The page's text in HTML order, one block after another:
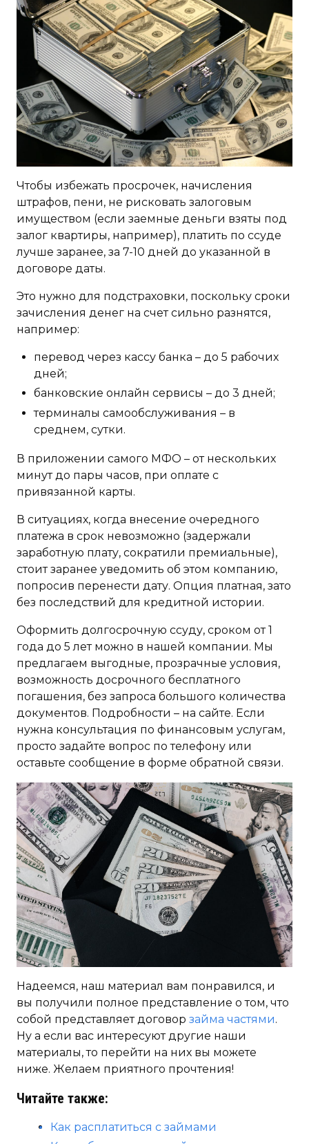
Чтобы избежать просрочек, начисления
штрафов, пени, не рисковать залоговым
имуществом (если заемные деньги взяты под
залог квартиры, например), платить по ссуде
лучше заранее, за 7-10 дней до указанной в
договоре даты.
Это нужно для подстраховки, поскольку сроки
зачисления денег на счет сильно разнятся,
например:
перевод через кассу банка – до 5 рабочих
дней;
банковские онлайн сервисы – до 3 дней;
терминалы самообслуживания – в
среднем, сутки.
В приложении самого МФО – от нескольких
минут до пары часов, при оплате с
привязанной карты.
В ситуациях, когда внесение очередного
платежа в срок невозможно (задержали
заработную плату, сократили премиальные),
стоит заранее уведомить об этом компанию,
попросив перенести дату. Опция платная, зато
без последствий для кредитной истории.
Оформить долгосрочную ссуду, сроком от 1
года до 5 лет можно в нашей компании. Мы
предлагаем выгодные, прозрачные условия,
возможность досрочного бесплатного
погашения, без запроса большого количества
документов. Подробности – на сайте. Если
нужна консультация по финансовым услугам,
просто задайте вопрос по телефону или
оставьте сообщение в форме обратной связи.
Надеемся, наш материал вам понравился, и
вы получили полное представление о том, что
собой представляет договор займа частями.
Ну а если вас интересуют другие наши
материалы, то перейти на них вы можете
ниже. Желаем приятного прочтения!
Читайте также:
Как расплатиться с займами